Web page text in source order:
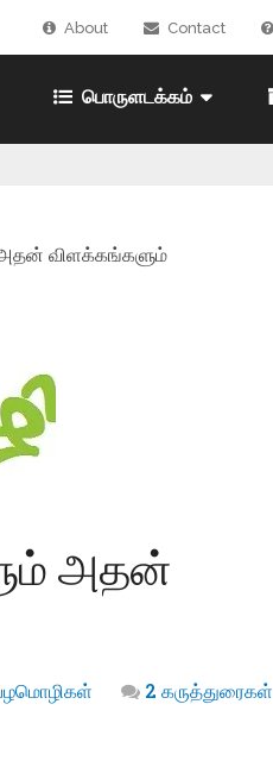
About Contact
பொருளடக்கம்
அதன் விளக்கங்களும்
அதன்
2 கருத்துரைகள்